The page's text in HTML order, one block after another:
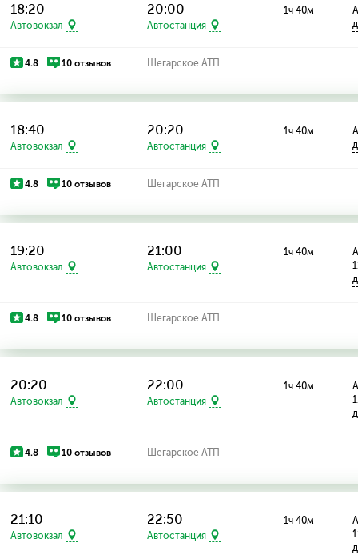
18:20
Автовокзал
20:00
Автостанция
1ч 40м
4.8 10 отзывов Шегарское АТП
18:40
Автовокзал
20:20
Автостанция
1ч 40м
4.8 10 отзывов Шегарское АТП
19:20
Автовокзал
21:00
Автостанция
1ч 40м
4.8 10 отзывов Шегарское АТП
20:20
Автовокзал
22:00
Автостанция
1ч 40м
4.8 10 отзывов Шегарское АТП
21:10
Автовокзал
22:50
Автостанция
1ч 40м